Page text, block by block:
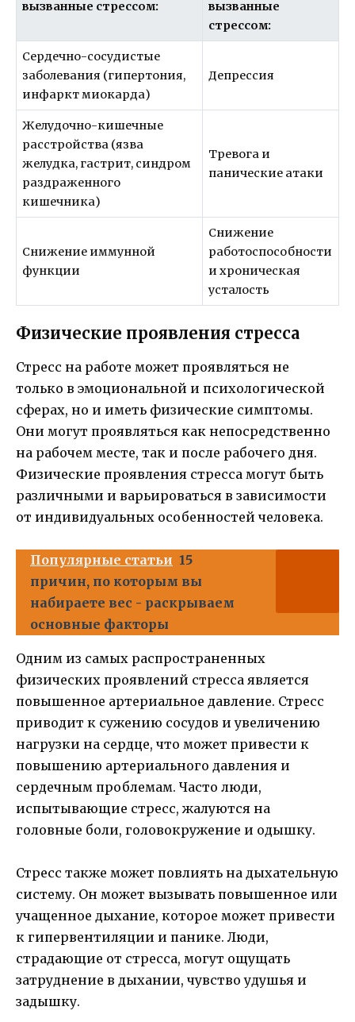
вызванные стрессом:
вызванные
стрессом:
Сердечно-сосудистые
заболевания (гипертония,
инфаркт миокарда)
Депрессия
Желудочно-кишечные
расстройства (язва
желудка, гастрит, синдром
раздраженного
кишечника)
Тревога и
панические атаки
Снижение иммунной
функции
Снижение
работоспособности
и хроническая
усталость
Физические проявления стресса
Стресс на работе может проявляться не
только в эмоциональной и психологической
сферах, но и иметь физические симптомы.
Они могут проявляться как непосредственно
на рабочем месте, так и после рабочего дня.
Физические проявления стресса могут быть
различными и варьироваться в зависимости
от индивидуальных особенностей человека.
Популярные статьи 15
причин, по которым вы
набираете вес - раскрываем
основные факторы
Одним из самых распространенных
физических проявлений стресса является
повышенное артериальное давление. Стресс
приводит к сужению сосудов и увеличению
нагрузки на сердце, что может привести к
повышению артериального давления и
сердечным проблемам. Часто люди,
испытывающие стресс, жалуются на
головные боли, головокружение и одышку.
Стресс также может повлиять на дыхательную
систему. Он может вызывать повышенное или
учащенное дыхание, которое может привести
к гипервентиляции и панике. Люди,
страдающие от стресса, могут ощущать
затруднение в дыхании, чувство удушья и
задышку.